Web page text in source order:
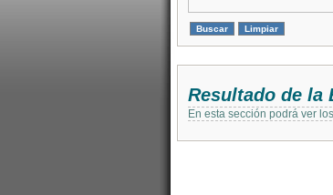
Resultado de la
En esta sección podrá ver